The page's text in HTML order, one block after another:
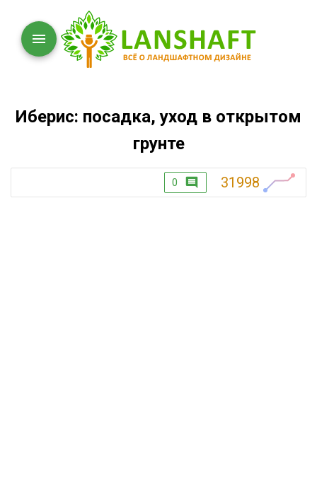
Иберис: посадка, уход в открытом
грунте
0 31998